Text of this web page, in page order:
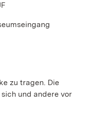
zu tragen. Die
und andere vor